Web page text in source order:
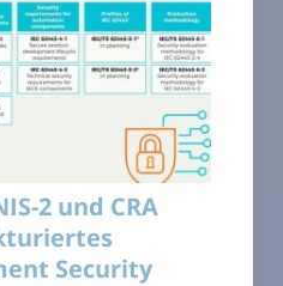
2 und CRA
Security